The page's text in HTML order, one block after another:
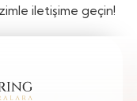
iletişime geçin!